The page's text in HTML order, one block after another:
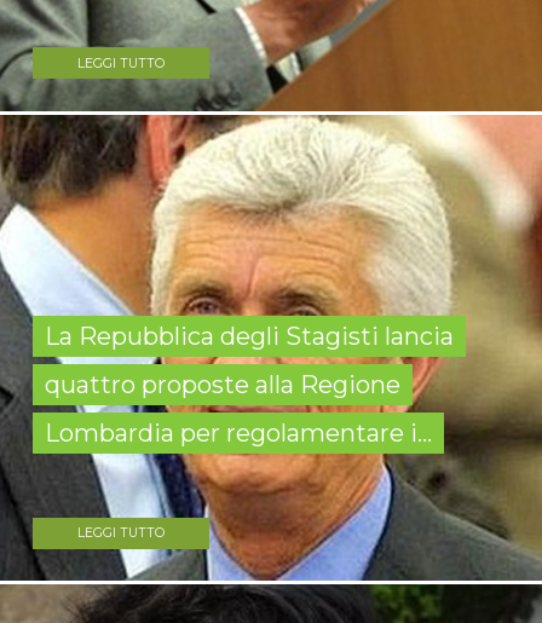
LEGGI TUTTO
La Repubblica degli Stagisti lancia
quattro proposte alla Regione
Lombardia per regolamentare i...
LEGGI TUTTO